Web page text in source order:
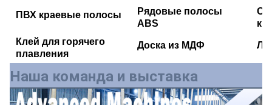
ПВХ краевые полосы
Рядовые полосы
ABS
Клей для горячего
плавления
Доска из МДФ
Наша команда и выставка